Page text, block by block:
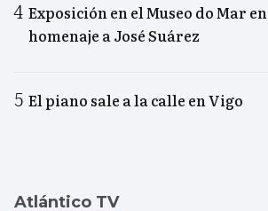
Exposición en el Museo do Mar en
homenaje a José Suárez
El piano sale a la calle en Vigo
Atlántico TV